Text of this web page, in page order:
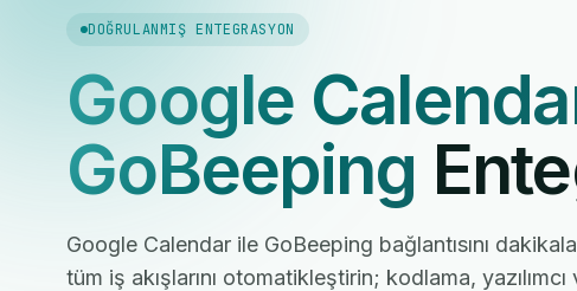
DOĞRULANMIŞ ENTEGRASYON
Google
GoBeeping
Google Calendar ile GoBeeping bağlantısını
tüm iş akışlarını otomatikleştirin; kodlama,